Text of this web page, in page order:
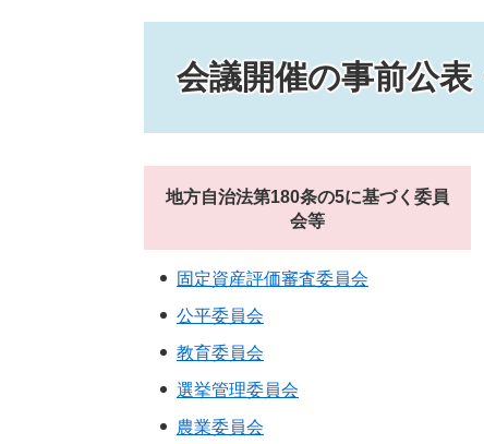
会議開催の事前公表
地方自治法第180条の5に基づく委員
会等
固定資産評価審査委員会
公平委員会
教育委員会
選挙管理委員会
農業委員会